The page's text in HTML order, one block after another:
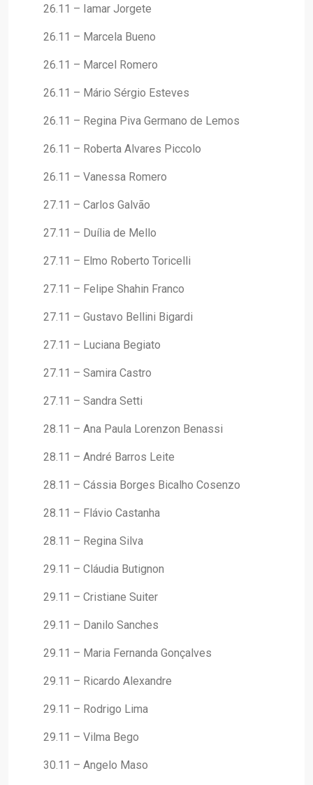
26.11 – Iamar Jorgete
26.11 – Marcela Bueno
26.11 – Marcel Romero
26.11 – Mário Sérgio Esteves
26.11 – Regina Piva Germano de Lemos
26.11 – Roberta Alvares Piccolo
26.11 – Vanessa Romero
27.11 – Carlos Galvão
27.11 – Duília de Mello
27.11 – Elmo Roberto Toricelli
27.11 – Felipe Shahin Franco
27.11 – Gustavo Bellini Bigardi
27.11 – Luciana Begiato
27.11 – Samira Castro
27.11 – Sandra Setti
28.11 – Ana Paula Lorenzon Benassi
28.11 – André Barros Leite
28.11 – Cássia Borges Bicalho Cosenzo
28.11 – Flávio Castanha
28.11 – Regina Silva
29.11 – Cláudia Butignon
29.11 – Cristiane Suiter
29.11 – Danilo Sanches
29.11 – Maria Fernanda Gonçalves
29.11 – Ricardo Alexandre
29.11 – Rodrigo Lima
29.11 – Vilma Bego
30.11 – Angelo Maso